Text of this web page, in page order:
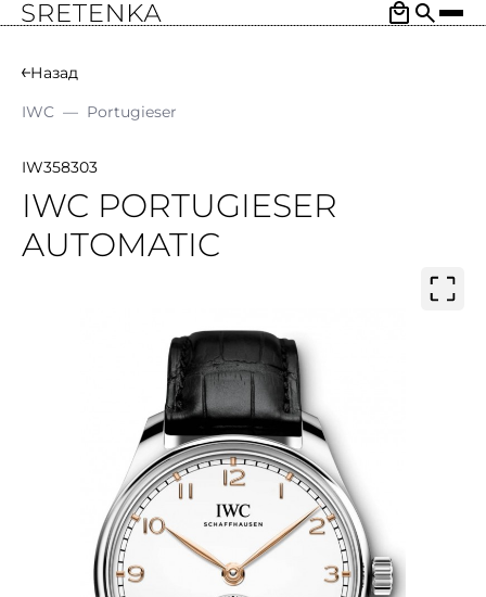
Назад
IWC — Portugieser
IW358303
IWC PORTUGIESER
AUTOMATIC